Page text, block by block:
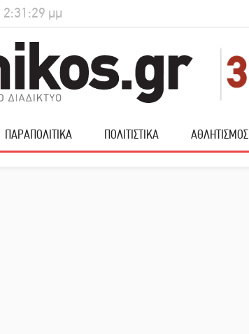
μμ
ΠΑΡΑΠΟΛΙΤΙΚΑ ΠΟΛΙΤΙΣΤΙΚΑ ΑΘΛΗΤΙΣΜΟΣ